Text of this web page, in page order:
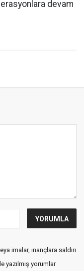
devam
imalar, inançlara saldırı
yazılmış yorumlar